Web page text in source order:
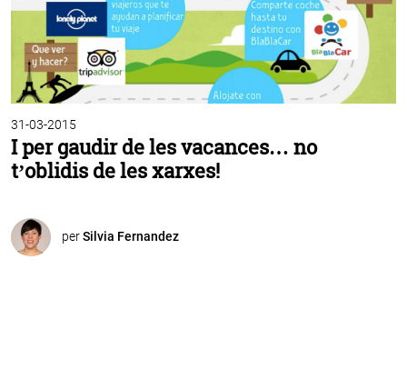
31-03-2015
I per gaudir de les vacances… no
t’oblidis de les xarxes!
perSilvia Fernandez